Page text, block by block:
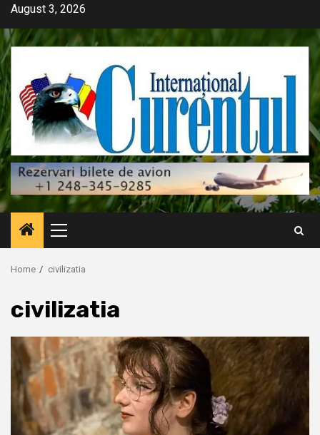
Skip
content
August 3, 2026
Primary
Menu
Home civilizatia
civilizatia